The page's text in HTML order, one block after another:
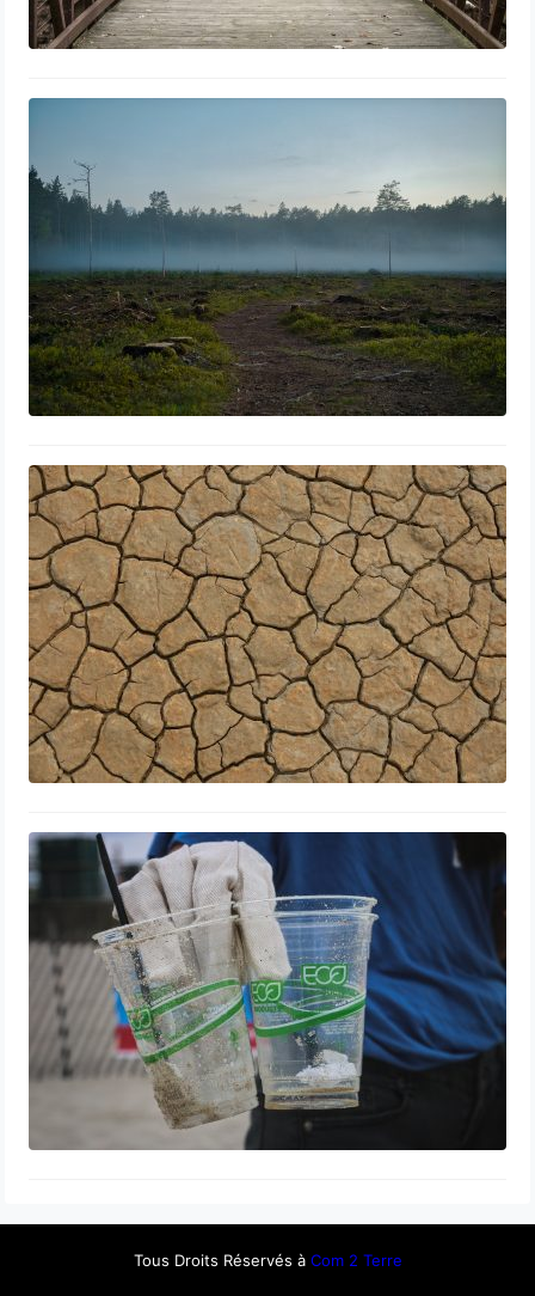
Les impacts du réchauffement
climatique sur les écosystèmes
Greenwashing comment démasquer
les fausses promesses écologiques ?
Tous Droits Réservés à Com 2 Terre